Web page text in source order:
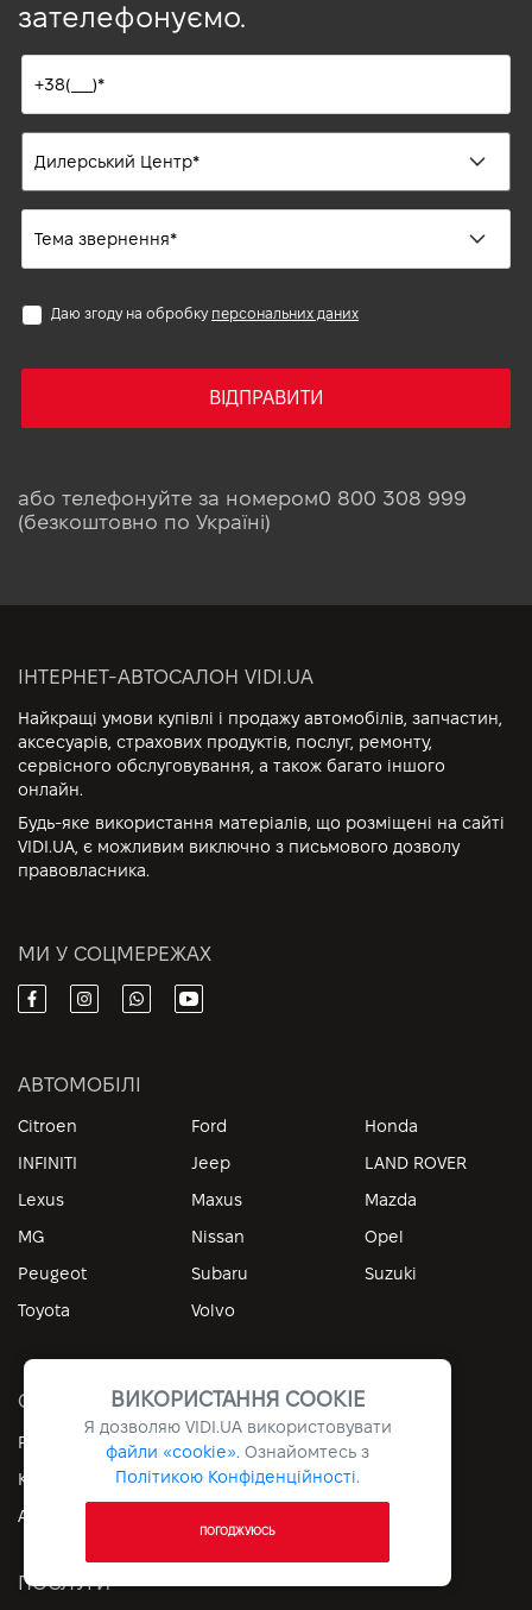
зателефонуємо.
Даю згоду на обробку персональних даних
ВІДПРАВИТИ
або телефонуйте за номером0 800 308 999
(безкоштовно по Україні)
ІНТЕРНЕТ-АВТОСАЛОН VIDI.UA
Найкращі умови купівлі і продажу автомобілів, запчастин,
аксесуарів, страхових продуктів, послуг, ремонту,
сервісного обслуговування, а також багато іншого
онлайн.
Будь-яке використання матеріалів, що розміщені на сайті
VIDI.UA, є можливим виключно з письмового дозволу
правовласника.
МИ У СОЦМЕРЕЖАХ
АВТОМОБІЛІ
Citroen Ford
Honda
INFINITI
Jeep
LAND ROVER
Lexus
Maxus
Mazda
MG
Nissan
Opel
Peugeot
Subaru
Suzuki
Toyota
Volvo
СЕРВІС
Регламент ТО
Запис на сервіс
Кузовний ремонт
Автозапчастини
Аксесуари
ПОСЛУГИ
ВИКОРИСТАННЯ COOKIE
Я дозволяю VIDI.UAвикористовувати
файли «cookie». Ознайомтесь з
Політикою Конфіденційності.
ПОГОДЖУЮСЬ